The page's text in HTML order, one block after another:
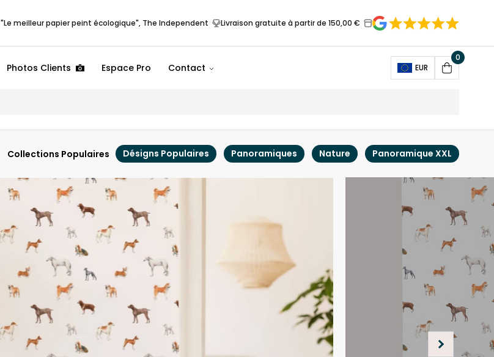
"Le meilleur papier peint écologique", The Independent Livraison gratuite à partir de 150,00 €
Photos Clients Espace Pro Contact EUR
Open
Cart
0
Collections Populaires Désigns Populaires Panoramiques Nature Panoramique XXL